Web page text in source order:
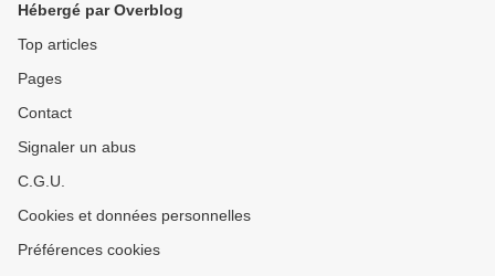
Hébergé par Overblog
Top articles
Pages
Contact
Signaler un abus
C.G.U.
Cookies et données personnelles
Préférences cookies